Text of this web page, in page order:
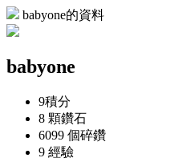
babyone的資料
babyone
9積分
8 顆鑽石
6099 個碎鑽
9 經驗